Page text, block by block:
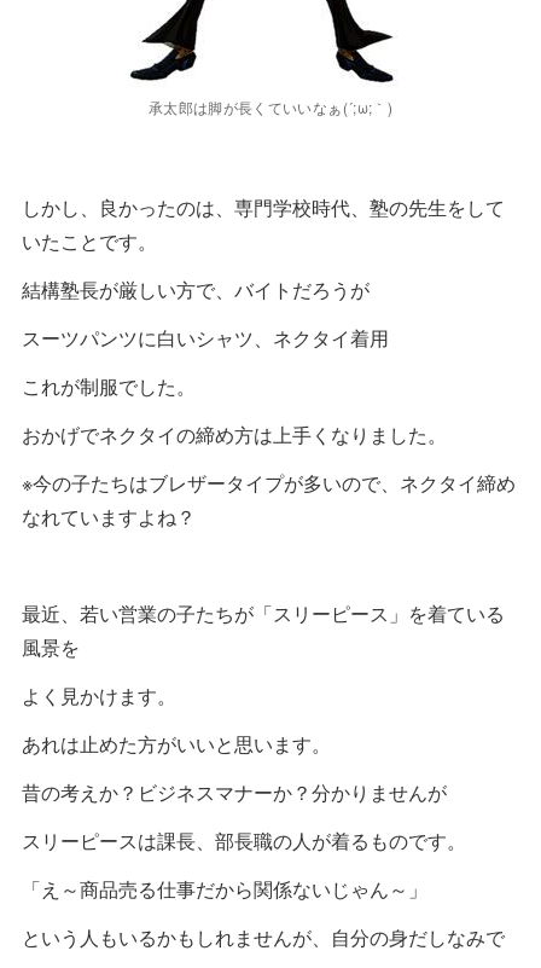
承太郎は脚が長くていいなぁ(´;ω;｀)
しかし、良かったのは、専門学校時代、塾の先生をして
いたことです。
結構塾長が厳しい方で、バイトだろうが
スーツパンツに白いシャツ、ネクタイ着用
これが制服でした。
おかげでネクタイの締め方は上手くなりました。
※今の子たちはブレザータイプが多いので、ネクタイ締め
なれていますよね？
最近、若い営業の子たちが「スリーピース」を着ている
風景を
よく見かけます。
あれは止めた方がいいと思います。
昔の考えか？ビジネスマナーか？分かりませんが
スリーピースは課長、部長職の人が着るものです。
「え～商品売る仕事だから関係ないじゃん～」
という人もいるかもしれませんが、自分の身だしなみで